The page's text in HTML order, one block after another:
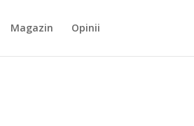
Magazin Opinii